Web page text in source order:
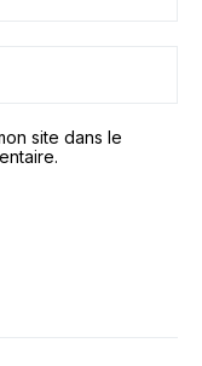
site dans le